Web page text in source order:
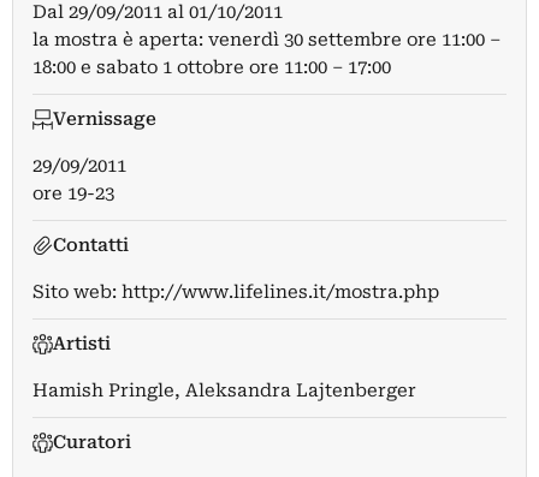
Dal 29/09/2011 al 01/10/2011
la mostra è aperta: venerdì 30 settembre ore 11:00 –
18:00 e sabato 1 ottobre ore 11:00 – 17:00
Vernissage
29/09/2011
ore 19-23
Contatti
Sito web: http://www.lifelines.it/mostra.php
Artisti
Hamish Pringle, Aleksandra Lajtenberger
Curatori